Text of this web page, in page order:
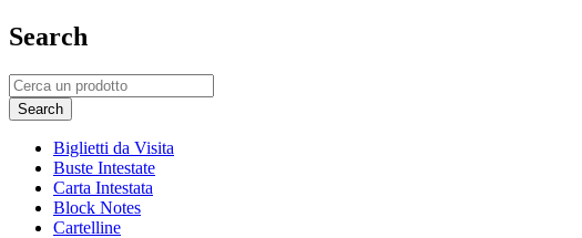
Search
Biglietti da Visita
Buste Intestate
Carta Intestata
Block Notes
Cartelline